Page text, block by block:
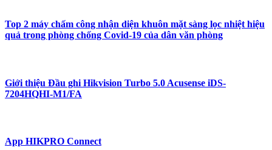
Top 2 máy chấm công nhận diện khuôn mặt sàng lọc nhiệt hiệu
quả trong phòng chống Covid-19 của dân văn phòng
Giới thiệu Đầu ghi Hikvision Turbo 5.0 Acusense iDS-
7204HQHI-M1/FA
App HIKPRO Connect